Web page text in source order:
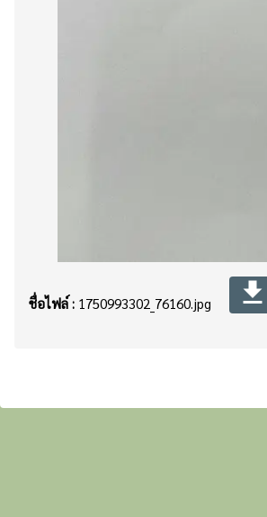
ชื่อไฟล์ : 1750993302_76160.jpg file_download